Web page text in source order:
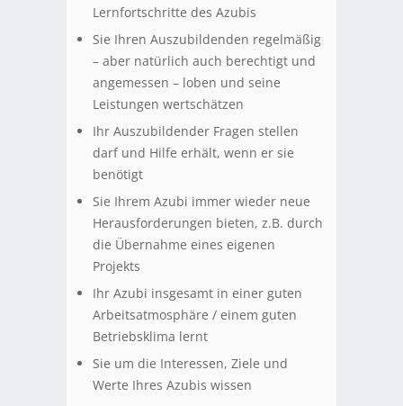
Lernfortschritte des Azubis
Sie Ihren Auszubildenden regelmäßig
– aber natürlich auch berechtigt und
angemessen – loben und seine
Leistungen wertschätzen
Ihr Auszubildender Fragen stellen
darf und Hilfe erhält, wenn er sie
benötigt
Sie Ihrem Azubi immer wieder neue
Herausforderungen bieten, z.B. durch
die Übernahme eines eigenen
Projekts
Ihr Azubi insgesamt in einer guten
Arbeitsatmosphäre / einem guten
Betriebsklima lernt
Sie um die Interessen, Ziele und
Werte Ihres Azubis wissen